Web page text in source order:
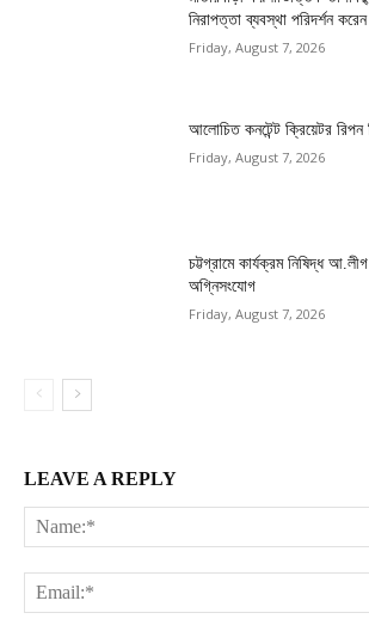
নিরাপত্তা ব্যবস্থা পরিদর্শন
Friday, August 7, 2026
আলোচিত কনটেন্ট ক্রিয়েটর রিপন
Friday, August 7, 2026
চট্টগ্রামে কার্যক্রম নিষিদ্ধ
অগ্নিসংযোগ
Friday, August 7, 2026
LEAVE A REPLY